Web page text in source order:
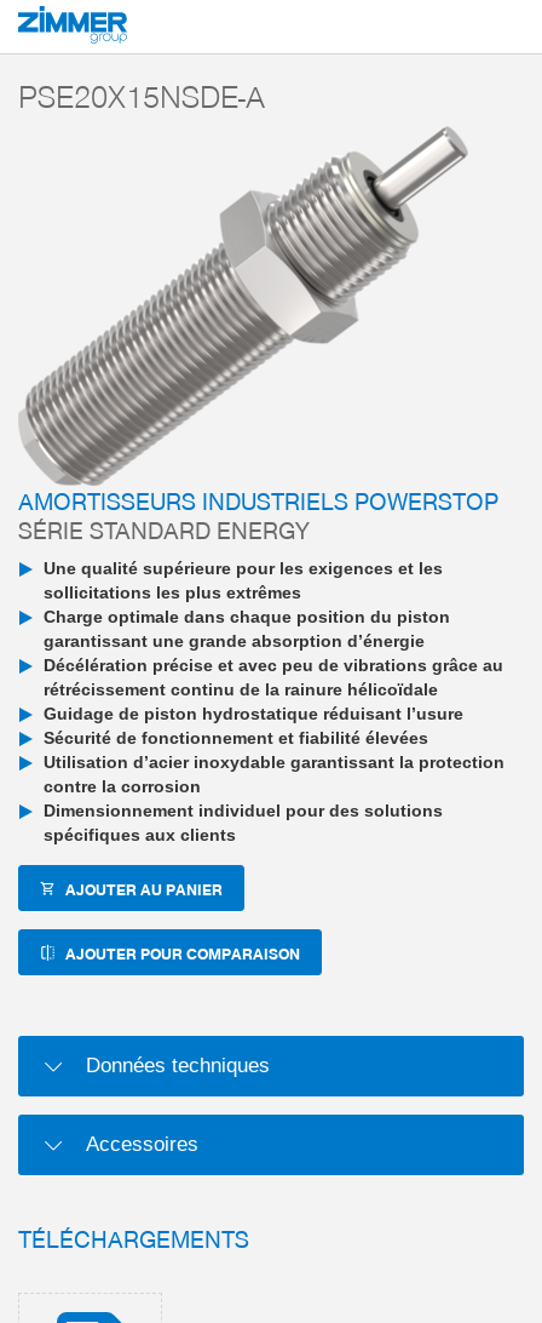
Démarrage Produits
PSE20X15NSDE-A
AMORTISSEURS INDUSTRIELS POWERSTOP
SÉRIE STANDARD ENERGY
Une qualité supérieure pour les exigences et les
sollicitations les plus extrêmes
Charge optimale dans chaque position du piston
garantissant une grande absorption d’énergie
Décélération précise et avec peu de vibrations grâce au
rétrécissement continu de la rainure hélicoïdale
Guidage de piston hydrostatique réduisant l’usure
Sécurité de fonctionnement et fiabilité élevées
Utilisation d’acier inoxydable garantissant la protection
contre la corrosion
Dimensionnement individuel pour des solutions
spécifiques aux clients
AJOUTER AU PANIER
AJOUTER POUR COMPARAISON
Données techniques
Accessoires
TÉLÉCHARGEMENTS